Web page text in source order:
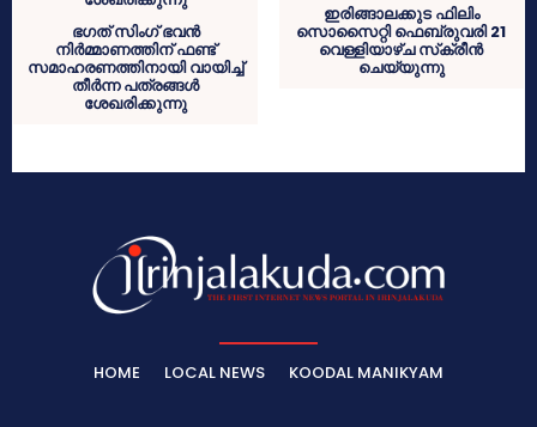
ഭഗത് സിംഗ് ഭവൻ
നിർമ്മാണത്തിന് ഫണ്ട്
സമാഹരണത്തിനായി വായിച്ച്
തീർന്ന പത്രങ്ങൾ
ശേഖരിക്കുന്നു
ഇരിങ്ങാലക്കുട ഫിലിം
സൊസൈറ്റി ഫെബ്രുവരി 21
വെള്ളിയാഴ്ച സ്‌ക്രീന്‍
ചെയ്യുന്നു
HOME LOCAL NEWS KOODAL MANIKYAM